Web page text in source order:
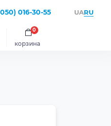
016-30-55 UARU
корзина
0